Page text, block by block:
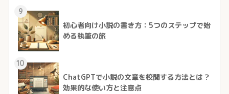
9
初心者向け小説の書き方：5つのステップで始
める執筆の旅
10
ChatGPTで小説の文章を校閲する方法とは？
効果的な使い方と注意点